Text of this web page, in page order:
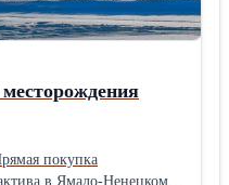
покупка
в Ямало-Ненецком